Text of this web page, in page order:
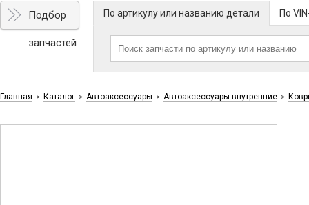
Подбор
запчастей
По артикулу или названию детали По
Главная > Каталог > Автоаксессуары > Автоаксессуары внутренние >